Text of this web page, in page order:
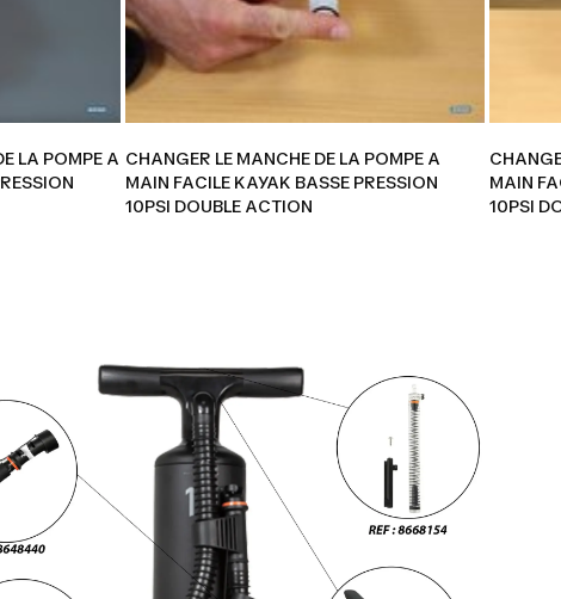
LA POMPE A CHANGER LE MANCHE DE LA POMPE A
MAIN FACILE KAYAK BASSE PRESSION
10PSI DOUBLE ACTION
MAIN
10PSI